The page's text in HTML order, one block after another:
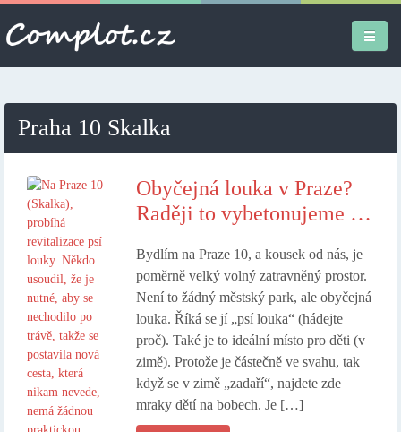
Různé
Osobní
Apple iPad
Práce
Praha 10 Skalka
Obyčejná louka v Praze?
Raději to vybetonujeme …
Bydlím na Praze 10, a kousek od nás, je
poměrně velký volný zatravněný prostor.
Není to žádný městský park, ale obyčejná
louka. Říká se jí „psí louka“ (hádejte
proč). Také je to ideální místo pro děti (v
zimě). Protože je částečně ve svahu, tak
když se v zimě „zadaří“, najdete zde
mraky dětí na bobech. Je […]